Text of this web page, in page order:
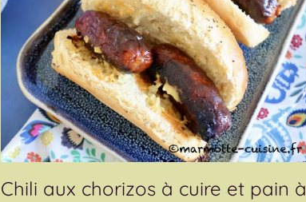
Chili aux chorizos à cuire et pain à